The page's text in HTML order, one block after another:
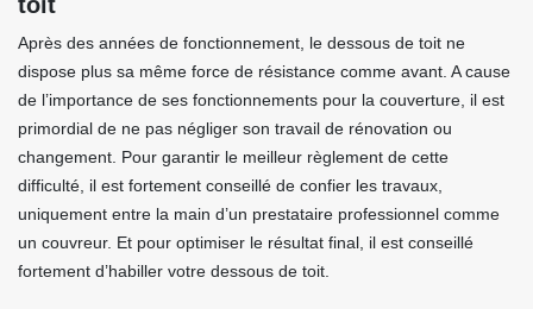
Après des années de fonctionnement, le dessous de toit ne
dispose plus sa même force de résistance comme avant. A cause
de l’importance de ses fonctionnements pour la couverture, il est
primordial de ne pas négliger son travail de rénovation ou
changement. Pour garantir le meilleur règlement de cette
difficulté, il est fortement conseillé de confier les travaux,
uniquement entre la main d’un prestataire professionnel comme
un couvreur. Et pour optimiser le résultat final, il est conseillé
fortement d’habiller votre dessous de toit.